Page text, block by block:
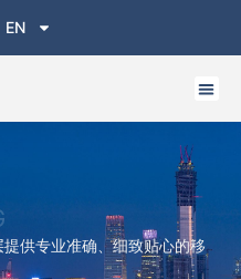
EN
供专业准确、细致贴心的移